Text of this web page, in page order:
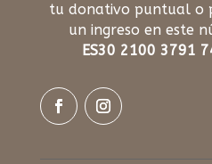
tu donativo puntual o
un ingreso en este
ES30 2100 3791